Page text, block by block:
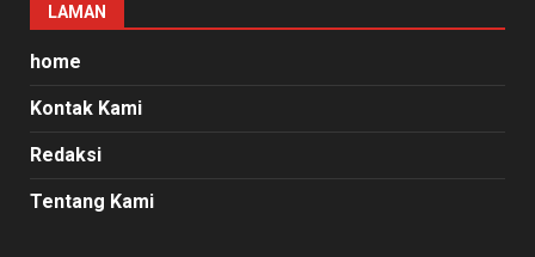
LAMAN
home
Kontak Kami
Redaksi
Tentang Kami